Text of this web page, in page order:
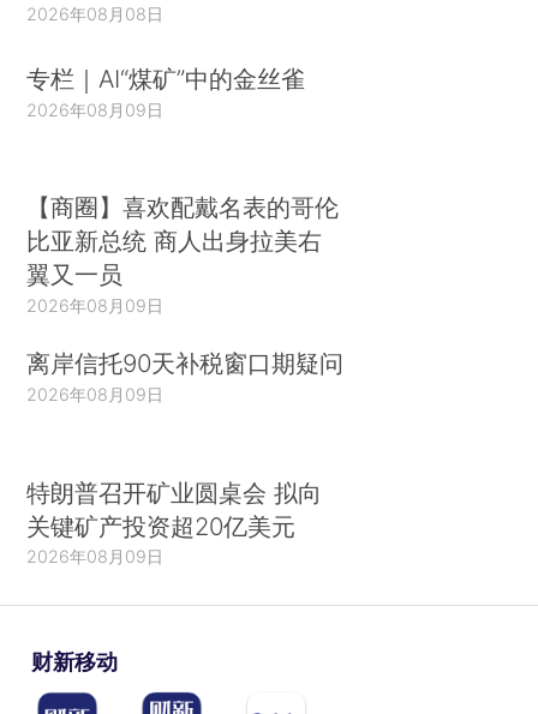
2026年08月08日
专栏｜AI“煤矿”中的金丝雀
2026年08月09日
【商圈】喜欢配戴名表的哥伦
比亚新总统 商人出身拉美右
翼又一员
2026年08月09日
离岸信托90天补税窗口期疑问
2026年08月09日
特朗普召开矿业圆桌会 拟向
关键矿产投资超20亿美元
2026年08月09日
财新移动